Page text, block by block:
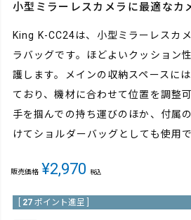
小型ミラーレスカメラに最適なカ
King K-CC24は、小型ミラーレスカ
ラバッグです。ほどよいクッション
護します。メインの収納スペースに
ており、機材に合わせて位置を調整
手を掴んでの持ち運びのほか、付属
けてショルダーバッグとしても使用で
販売価格 ¥2,970 税込
27 ポイント進呈 ]